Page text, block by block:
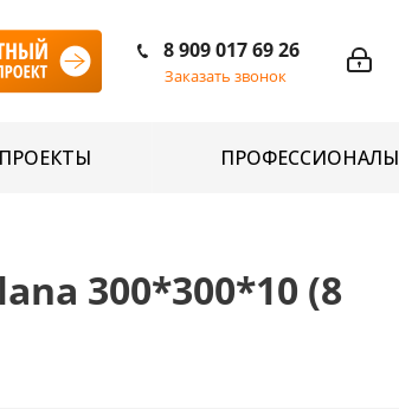
8 909 017 69 26
Заказать звонок
ПРОФЕССИОНАЛЫ
300*300*10 (8